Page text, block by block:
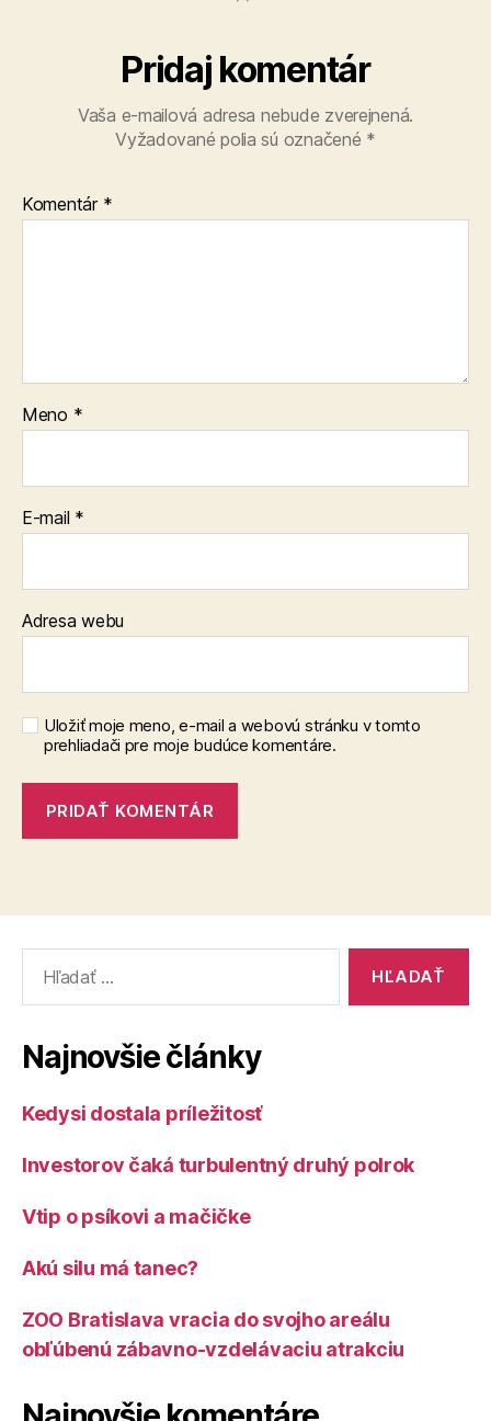
Pridaj komentár
Vaša e-mailová adresa nebude zverejnená.
Vyžadované polia sú označené *
Komentár *
Meno *
E-mail *
Adresa webu
Uložiť moje meno, e-mail a webovú stránku v tomto
prehliadači pre moje budúce komentáre.
Najnovšie články
Kedysi dostala príležitosť
Investorov čaká turbulentný druhý polrok
Vtip o psíkovi a mačičke
Akú silu má tanec?
ZOO Bratislava vracia do svojho areálu
obľúbenú zábavno-vzdelávaciu atrakciu